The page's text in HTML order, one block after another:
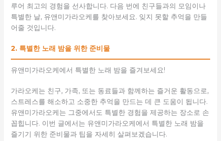
루어 최고의 경험을 선사합니다. 다음 번에 친구들과의 모임이나
특별한 날, 유앤미가라오케를 찾아보세요. 잊지 못할 추억을 만들
어줄 것입니다.
2. 특별한 노래 밤을 위한 준비물
유앤미가라오케에서 특별한 노래 밤을 즐겨보세요!
가라오케는 친구, 가족, 또는 동료들과 함께하는 즐거운 활동으로,
스트레스를 해소하고 소중한 추억을 만드는 데 큰 도움이 됩니다.
유앤미가라오케는 그중에서도 특별한 경험을 제공하는 장소로 손
꼽힙니다. 이번 글에서는 유앤미가라오케에서 특별한 노래 밤을
즐기기 위한 준비물과 팁을 자세히 살펴보겠습니다.